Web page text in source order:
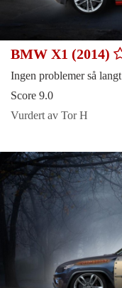
BMW X1 (2014)
Ingen problemer så langt
Score 9.0
Vurdert av Tor H